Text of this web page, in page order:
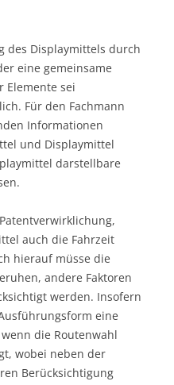
des Displaymittels durch
eine gemeinsame
Elemente sei
Für den Fachmann
Informationen
und Displaymittel
darstellbare
auch die Fahrzeit
hierauf müsse die
andere Faktoren
werden. Insofern
eine
die Routenwahl
wobei neben der
Berücksichtigung